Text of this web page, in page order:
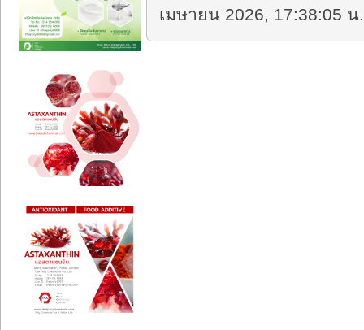
เมษายน 2026, 17:38:05 น